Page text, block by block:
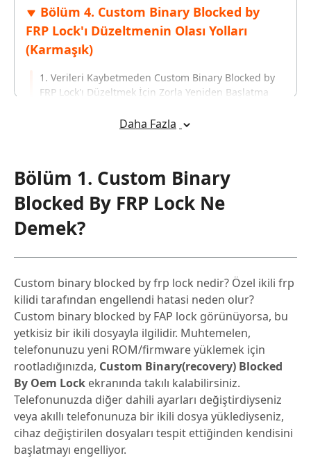
Bölüm 4. Custom Binary Blocked by
FRP Lock'ı Düzeltmenin Olası Yolları
(Karmaşık)
1. Verileri Kaybetmeden Custom Binary Blocked by
FRP Lock'ı Düzeltmek İçin Zorla Yeniden Başlatma
Binary Blocked by FRP Lock'ı Düzeltmek
Daha Fazla
Bölüm 1. Custom Binary
Blocked By FRP Lock Ne
Demek?
Custom binary blocked by frp lock nedir? Özel ikili frp
kilidi tarafından engellendi hatasi neden olur?
Custom binary blocked by FAP lock görünüyorsa, bu
yetkisiz bir ikili dosyayla ilgilidir. Muhtemelen,
telefonunuzu yeni ROM/firmware yüklemek için
rootladığınızda, Custom Binary(recovery) Blocked
By Oem Lock ekranında takılı kalabilirsiniz.
Telefonunuzda diğer dahili ayarları değiştirdiyseniz
veya akıllı telefonunuza bir ikili dosya yüklediyseniz,
cihaz değiştirilen dosyaları tespit ettiğinden kendisini
başlatmayı engelliyor.